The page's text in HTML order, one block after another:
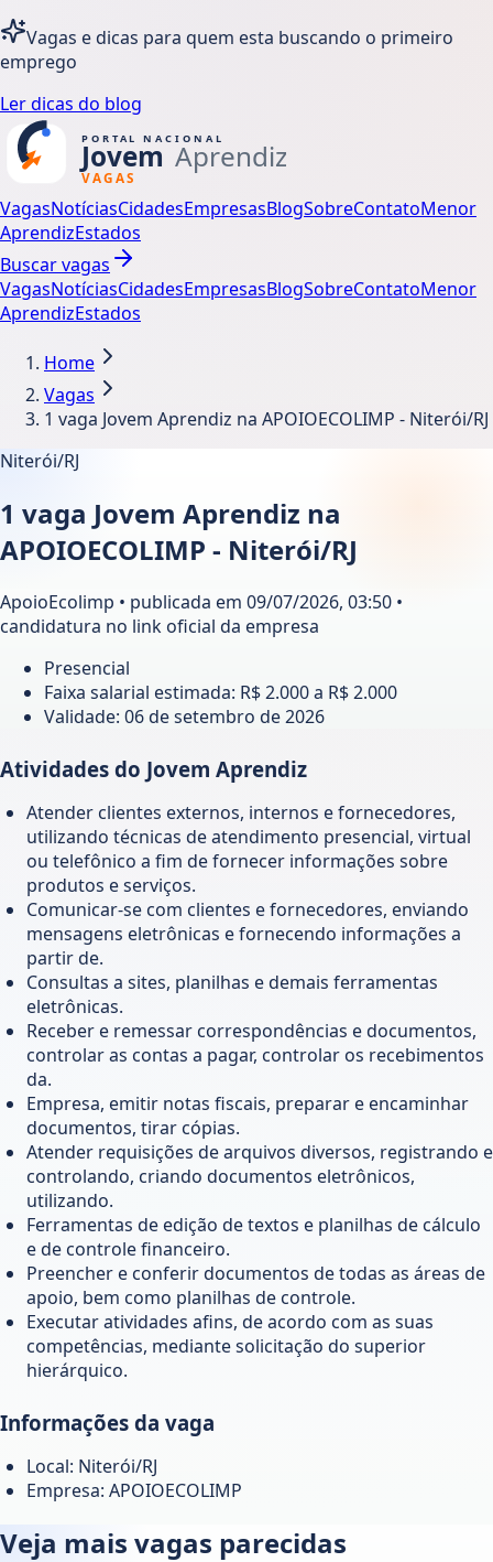
Vagas e dicas para quem esta buscando o primeiro
emprego
Ler dicas do blog
VagasNotíciasCidadesEmpresasBlogSobreContatoMenor
AprendizEstados
Buscar vagas
VagasNotíciasCidadesEmpresasBlogSobreContatoMenor
AprendizEstados
Home
Vagas
1 vaga Jovem Aprendiz na APOIOECOLIMP - Niterói/RJ
Niterói/RJ
1 vaga Jovem Aprendiz na
APOIOECOLIMP - Niterói/RJ
ApoioEcolimp • publicada em 09/07/2026, 03:50 •
candidatura no link oficial da empresa
Presencial
Faixa salarial estimada: R$ 2.000 a R$ 2.000
Validade: 06 de setembro de 2026
Atividades do Jovem Aprendiz
Atender clientes externos, internos e fornecedores,
utilizando técnicas de atendimento presencial, virtual
ou telefônico a fim de fornecer informações sobre
produtos e serviços.
Comunicar-se com clientes e fornecedores, enviando
mensagens eletrônicas e fornecendo informações a
partir de.
Consultas a sites, planilhas e demais ferramentas
eletrônicas.
Receber e remessar correspondências e documentos,
controlar as contas a pagar, controlar os recebimentos
da.
Empresa, emitir notas fiscais, preparar e encaminhar
documentos, tirar cópias.
Atender requisições de arquivos diversos, registrando e
controlando, criando documentos eletrônicos,
utilizando.
Ferramentas de edição de textos e planilhas de cálculo
e de controle financeiro.
Preencher e conferir documentos de todas as áreas de
apoio, bem como planilhas de controle.
Executar atividades afins, de acordo com as suas
competências, mediante solicitação do superior
hierárquico.
Informações da vaga
Local: Niterói/RJ
Empresa: APOIOECOLIMP
Veja mais vagas parecidas